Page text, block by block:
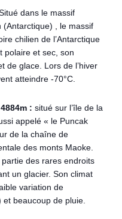
dans le massif
(Antarctique) , le massif
chilien de l’Antarctique
polaire et sec, son
de glace. Lors de l’hiver
atteindre -70°C.
: situé sur l’île de la
appelé « le Puncak
de la chaîne de
des monts Maoke.
des rares endroits
un glacier. Son climat
variation de
beaucoup de pluie.